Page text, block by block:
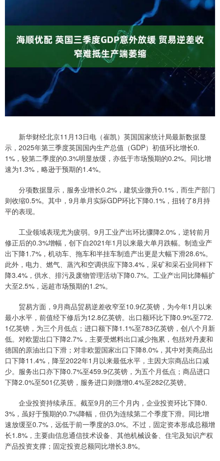
新华财经北京11月13日电（崔凯）英国国家统计局最新数据显
示，2025年第三季度英国国内生产总值（GDP）初值环比增长0.
1%，较第二季度的0.3%明显放缓，亦低于市场预期的0.2%。同比增
速为1.3%，略逊于预期的1.4%。
分项数据显示，服务业增长0.2%，建筑业微升0.1%，而生产部门
则收缩0.5%。其中，9月单月实际GDP环比下降0.1%，扭转了8月持
平的表现。
工业领域表现尤为疲弱。9月工业产出环比骤降2.0%，逆转前月
修正后的0.3%增幅，创下自2021年1月以来最大单月跌幅。制造业产
出下降1.7%，机动车、拖车和半挂车制造产出更是大幅下滑28.6%。
此外，电力、燃气、蒸汽和空调供应下降3.4%，采矿和采石业同样下
降3.4%，供水、排污及废物管理活动下降0.7%。工业产出同比降幅扩
大至2.5%，远超市场预期的1.2%。
贸易方面，9月商品贸易逆差收窄至10.9亿英镑，为今年1月以来
最小水平，前值经下修后为12.8亿英镑。出口额环比下降0.9%至772.
1亿英镑，为三个月低点；进口额下降1.1%至783亿英镑，创八个月新
低。对欧盟出口下降2.7%，主要受燃料出口减少拖累，包括对丹麦和
德国的原油出口下滑；对非欧盟国家出口下降8.0%，其中对美商品出
口下降11.4%，降至2022年1月以来最低水平，主因大宗商品出口减
少。服务出口亦下降0.7%至459.9亿英镑，为五个月低点；商品进口
下降2.0%至501亿英镑，服务进口则微增0.4%至282亿英镑。
企业投资持续承压。截至9月的三个月内，企业投资环比下降0.
3%，虽好于预期的0.7%降幅，但仍为连续第二个季度下滑。同比增
速放缓至0.7%，远低于前一季度的3.0%。不过，固定资本形成总额增
长1.8%，主要由信息通信技术设备、其他机械设备、住宅及知识产权
产品投资支撑；固定投资总额同比增长3.8%。